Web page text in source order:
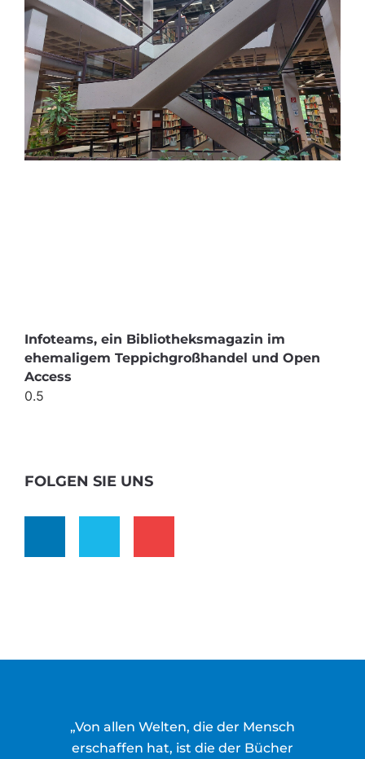
Infoteams, ein Bibliotheksmagazin im
ehemaligem Teppichgroßhandel und Open
Access
FOLGEN SIE UNS
„Von allen Welten, die der Mensch
erschaffen hat, ist die der Bücher